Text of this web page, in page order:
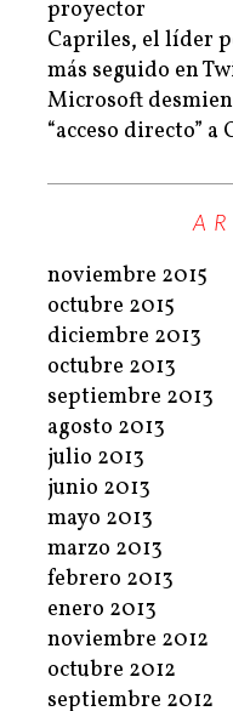
proyector
Capriles, el líder
más seguido en
Microsoft
“acceso directo” a
noviembre 2015
octubre 2015
diciembre 2013
octubre 2013
septiembre 2013
agosto 2013
julio 2013
junio 2013
mayo 2013
marzo 2013
febrero 2013
enero 2013
noviembre 2012
octubre 2012
septiembre 2012